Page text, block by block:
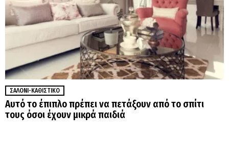
ΣΑΛΌΝΙ-ΚΑΘΙΣΤΙΚΌ
Αυτό το έπιπλο πρέπει να πετάξουν από το σπίτι
τους όσοι έχουν μικρά παιδιά